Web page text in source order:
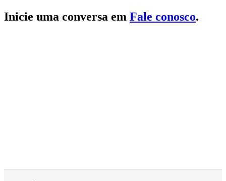
Inicie uma conversa em Fale conosco.